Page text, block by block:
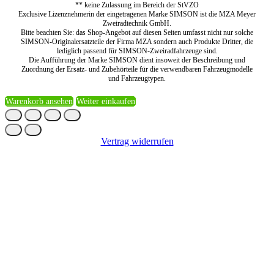
** keine Zulassung im Bereich der StVZO
Exclusive Lizenznehmerin der eingetragenen Marke SIMSON ist die MZA Meyer
Zweiradtechnik GmbH.
Bitte beachten Sie: das Shop-Angebot auf diesen Seiten umfasst nicht nur solche
SIMSON-Originalersatzteile der Firma MZA sondern auch Produkte Dritter, die
lediglich passend für SIMSON-Zweiradfahrzeuge sind.
Die Aufführung der Marke SIMSON dient insoweit der Beschreibung und
Zuordnung der Ersatz- und Zubehörteile für die verwendbaren Fahrzeugmodelle
und Fahrzeugtypen.
Warenkorb ansehen Weiter einkaufen
Vertrag widerrufen